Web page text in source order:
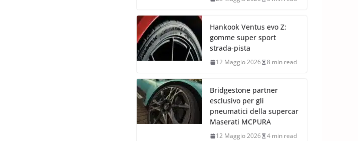
Hankook Ventus evo Z:
gomme super sport
strada-pista
12 Maggio 2026 8 min read
Bridgestone partner
esclusivo per gli
pneumatici della supercar
Maserati MCPURA
12 Maggio 2026 4 min read